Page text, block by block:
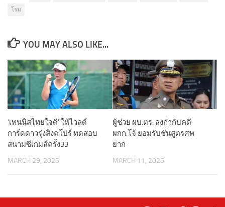
โรม
YOU MAY ALSO LIKE...
‘เทนนิสไทยใจดี’ ให้ไวลด์
การ์ดดาวรุ่งสิงคโปร์ ทดสอบ
สนามซีเกมส์ครั้ง33
MARCH 29, 2025
ผู้ช่วย ผบ.ตร. ลงกำกับคดี
ผกก.โจ้ ยอมรับชันสูตรศพ
ยาก
MARCH 11, 2025